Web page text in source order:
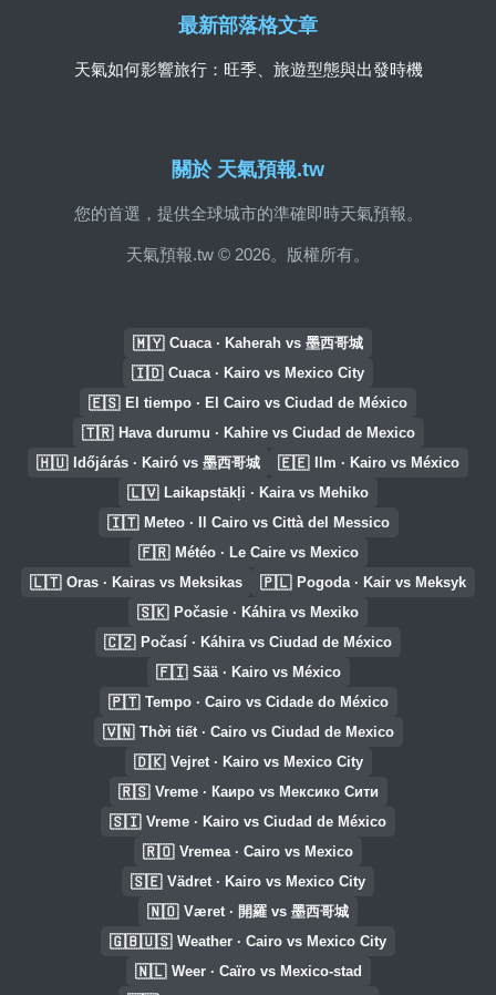
關於 天氣預報.tw
您的首選，提供全球城市的準確即時天氣預報。
天氣預報.tw © 2026。版權所有。
最新部落格文章
天氣如何影響旅行：旺季、旅遊型態與出發時機
🇲🇾 Cuaca · Kaherah vs 墨西哥城
🇮🇩 Cuaca · Kairo vs Mexico City
🇪🇸 El tiempo · El Cairo vs Ciudad de México
🇹🇷 Hava durumu · Kahire vs Ciudad de Mexico
🇭🇺 Időjárás · Kairó vs 墨西哥城 🇪🇪 Ilm · Kairo vs México
🇱🇻 Laikapstākļi · Kaira vs Mehiko
🇮🇹 Meteo · Il Cairo vs Città del Messico
🇫🇷 Météo · Le Caire vs Mexico
🇱🇹 Oras · Kairas vs Meksikas 🇵🇱 Pogoda · Kair vs Meksyk
🇸🇰 Počasie · Káhira vs Mexiko
🇨🇿 Počasí · Káhira vs Ciudad de México
🇫🇮 Sää · Kairo vs México
🇵🇹 Tempo · Cairo vs Cidade do México
🇻🇳 Thời tiết · Cairo vs Ciudad de Mexico
🇩🇰 Vejret · Kairo vs Mexico City
🇷🇸 Vreme · Каиро vs Мексико Сити
🇸🇮 Vreme · Kairo vs Ciudad de México
🇷🇴 Vremea · Cairo vs Mexico
🇸🇪 Vädret · Kairo vs Mexico City
🇳🇴 Været · 開羅 vs 墨西哥城
🇬🇧🇺🇸 Weather · Cairo vs Mexico City
🇳🇱 Weer · Caïro vs Mexico-stad